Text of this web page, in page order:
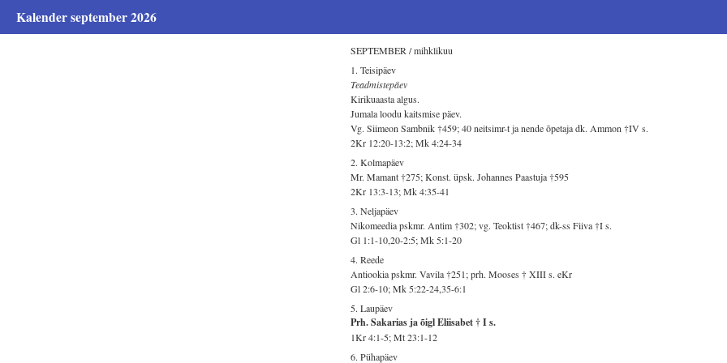
Kalender september 2026
SEPTEMBER / mihklikuu
1. Teisipäev
Teadmistepäev
Kirikuaasta algus.
Jumala loodu kaitsmise päev.
Vg. Siimeon Sambnik †459; 40 neitsimr-t ja nende õpetaja dk. Ammon †IV s.
2Kr 12:20-13:2; Mk 4:24-34
2. Kolmapäev
Mr. Mamant †275; Konst. üpsk. Johannes Paastuja †595
2Kr 13:3-13; Mk 4:35-41
3. Neljapäev
Nikomeedia pskmr. Antim †302; vg. Teoktist †467; dk-ss Fiiva †I s.
Gl 1:1-10,20-2:5; Mk 5:1-20
4. Reede
Antiookia pskmr. Vavila †251; prh. Mooses † XIII s. eKr
Gl 2:6-10; Mk 5:22-24,35-6:1
5. Laupäev
Prh. Sakarias ja õigl Eliisabet † I s.
1Kr 4:1-5; Mt 23:1-12
6. Pühapäev